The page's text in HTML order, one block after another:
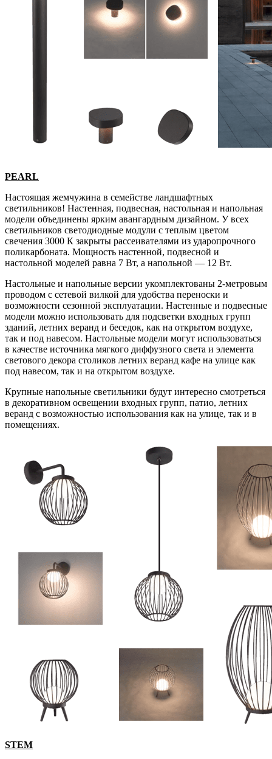
PEARL
Настоящая жемчужина в семействе ландшафтных
светильников! Настенная, подвесная, настольная и напольная
модели объединены ярким авангардным дизайном. У всех
светильников светодиодные модули с теплым цветом
свечения 3000 К закрыты рассеивателями из ударопрочного
поликарбоната. Мощность настенной, подвесной и
настольной моделей равна 7 Вт, а напольной — 12 Вт.
Настольные и напольные версии укомплектованы 2-метровым
проводом с сетевой вилкой для удобства переноски и
возможности сезонной эксплуатации. Настенные и подвесные
модели можно использовать для подсветки входных групп
зданий, летних веранд и беседок, как на открытом воздухе,
так и под навесом. Настольные модели могут использоваться
в качестве источника мягкого диффузного света и элемента
светового декора столиков летних веранд кафе на улице как
под навесом, так и на открытом воздухе.
Крупные напольные светильники будут интересно смотреться
в декоративном освещении входных групп, патио, летних
веранд с возможностью использования как на улице, так и в
помещениях.
STEM